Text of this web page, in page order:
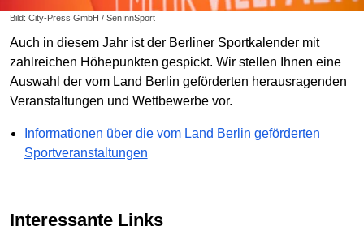
Bild: City-Press GmbH / SenInnSport
Auch in diesem Jahr ist der Berliner Sportkalender mit
zahlreichen Höhepunkten gespickt. Wir stellen Ihnen eine
Auswahl der vom Land Berlin geförderten herausragenden
Veranstaltungen und Wettbewerbe vor.
Informationen über die vom Land Berlin geförderten
Sportveranstaltungen
Interessante Links